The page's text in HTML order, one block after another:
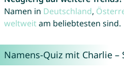
Namen in Deutschland,
weltweitam beliebtesten sind.
Namens-Quiz mit Charlie –